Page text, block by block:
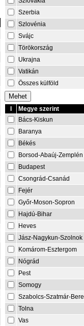
Szerbia
Szlovénia
Svájc
Törökország
Ukrajna
Vatikán
Összes külföld
I
Megye szerint
Bács-Kiskun
Baranya
Békés
Borsod-Abaúj-Zemplén
Budapest
Csongrád-Csanád
Fejér
Győr-Moson-Sopron
Hajdú-Bihar
Heves
Jász-Nagykun-Szolnok
Komárom-Esztergom
Nógrád
Pest
Somogy
Szabolcs-Szatmár-
Tolna
Vas